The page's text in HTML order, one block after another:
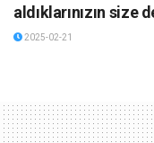
aldıklarınızın size
2025-02-21